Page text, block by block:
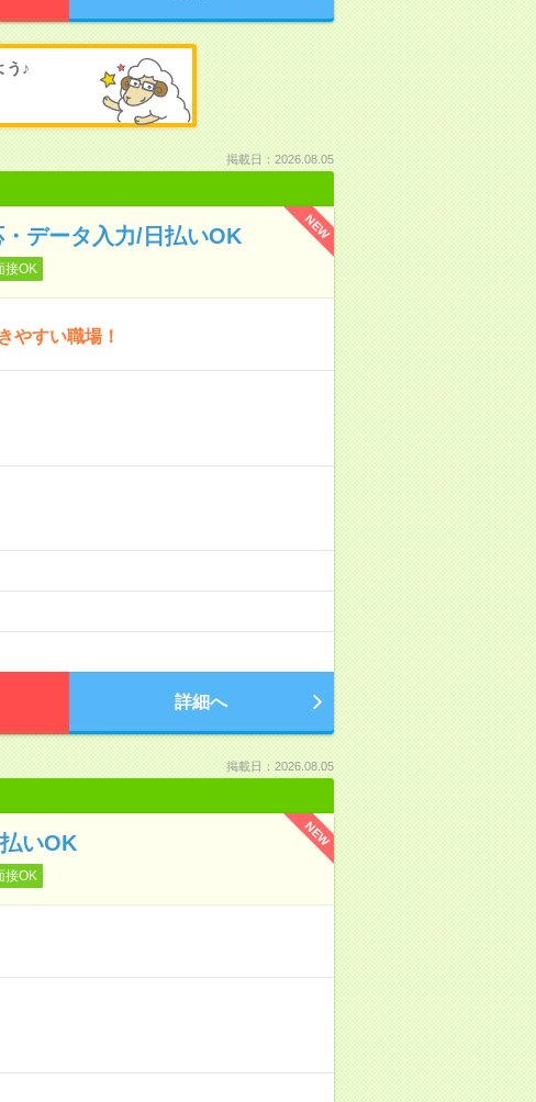
う♪
掲載日：2026.08.05
NEW
データ入力/日払いOK
接OK
やすい職場！
詳細へ
掲載日：2026.08.05
NEW
いOK
接OK